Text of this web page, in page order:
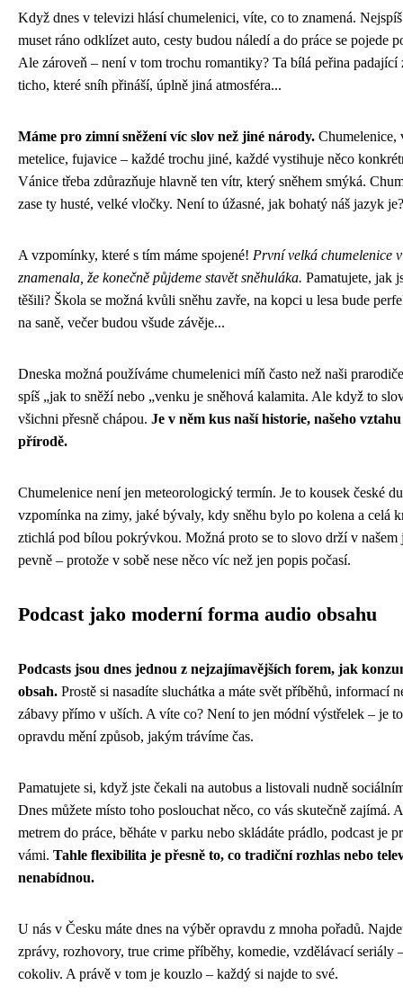
Když dnes v televizi hlásí chumelenici, víte, co to znamená.
muset ráno odklízet auto, cesty budou náledí a do práce se pojede
Ale zároveň – není v tom trochu romantiky? Ta bílá peřina padající
ticho, které sníh přináší, úplně jiná atmosféra...
Máme pro zimní sněžení víc slov než jiné národy. Chumelenice,
metelice, fujavice – každé trochu jiné, každé vystihuje něco
Vánice třeba zdůrazňuje hlavně ten vítr, který sněhem smýká.
zase ty husté, velké vločky. Není to úžasné, jak bohatý náš jazyk je?
A vzpomínky, které s tím máme spojené! První velká chumelenice
znamenala, že konečně půjdeme stavět sněhuláka. Pamatujete, jak
těšili? Škola se možná kvůli sněhu zavře, na kopci u lesa bude
na saně, večer budou všude závěje...
Dneska možná používáme chumelenici míň často než naši
spíš „jak to sněží nebo „venku je sněhová kalamita. Ale když to
všichni přesně chápou. Je v něm kus naší historie, našeho
přírodě.
Chumelenice není jen meteorologický termín. Je to kousek české
vzpomínka na zimy, jaké bývaly, kdy sněhu bylo po kolena a celá
ztichlá pod bílou pokrývkou. Možná proto se to slovo drží v našem
pevně – protože v sobě nese něco víc než jen popis počasí.
Podcast jako moderní forma audio obsahu
Podcasts jsou dnes jednou z nejzajímavějších forem, jak
obsah. Prostě si nasadíte sluchátka a máte svět příběhů, informací
zábavy přímo v uších. A víte co? Není to jen módní výstřelek – je
opravdu mění způsob, jakým trávíme čas.
Pamatujete si, když jste čekali na autobus a listovali nudně
Dnes můžete místo toho poslouchat něco, co vás skutečně zajímá.
metrem do práce, běháte v parku nebo skládáte prádlo, podcast je
vámi. Tahle flexibilita je přesně to, co tradiční rozhlas nebo
nenabídnou.
U nás v Česku máte dnes na výběr opravdu z mnoha pořadů.
zprávy, rozhovory, true crime příběhy, komedie, vzdělávací seriály
cokoliv. A právě v tom je kouzlo – každý si najde to své.